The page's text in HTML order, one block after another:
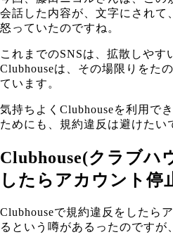
会話した内容が、文字にされて
怒っていたのですね。
これまでのSNSは、拡散しやす
Clubhouseは、その場限りをた
ています。
気持ちよくClubhouseを利用で
ためにも、規約違反は避けたい
Clubhouse(クラブハ
したらアカウント停
Clubhouseで規約違反をしたら
るという噂があるったのですが